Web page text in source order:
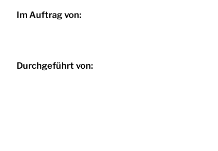
Im Auftrag von:
Durchgeführt von: